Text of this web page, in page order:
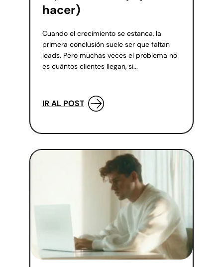
hacer)
Cuando el crecimiento se estanca, la
primera conclusión suele ser que faltan
leads. Pero muchas veces el problema no
es cuántos clientes llegan, si...
IR AL POST